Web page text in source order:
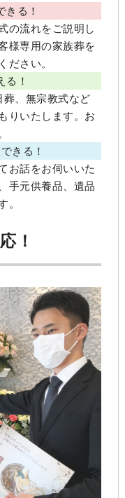
きる！
の流れをご説明し
様専用の家族葬を
ださい。
る！
葬、無宗教式など
りいたします。お
きる！
お話をお伺いいた
手元供養品、遺品
。
！